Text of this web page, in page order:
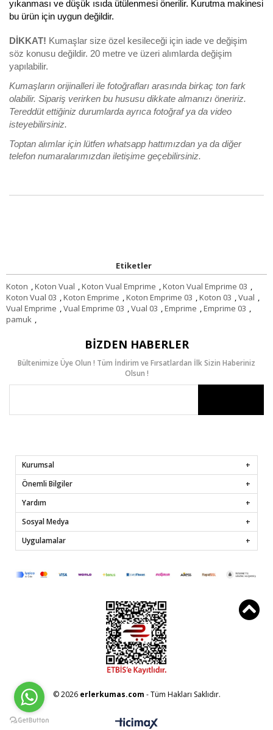
yıkanması ve düşük ısıda ütülenmesi önerilir. Kurutma makinesi
bu ürün için uygun değildir.
DİKKAT! Kumaşlar size özel kesileceği için iade ve değişim
söz konusu değildir. 20 metre ve üzeri alımlarda değişim
yapılabilir.
Kumaşların orijinalleri ile fotoğrafları arasında birkaç ton fark
olabilir. Sipariş verirken bu hususu dikkate almanızı öneririz.
Tereddüt ettiğiniz durumlarda ayrıca fotoğraf ya da video
isteyebilirsiniz.
Toptan alımlar için lütfen whatsapp hattımızdan ya da diğer
telefon numaralarımızdan iletişime geçebilirsiniz.
Etiketler
Koton ,Koton Vual ,Koton Vual Emprime ,Koton Vual Emprime 03 ,
Koton Vual 03 ,Koton Emprime ,Koton Emprime 03 ,Koton 03 ,Vual ,
Vual Emprime ,Vual Emprime 03 ,Vual 03 ,Emprime ,Emprime 03 ,
pamuk ,
BIZDEN HABERLER
Bültenimize Üye Olun ! Tüm İndirim ve Fırsatlardan İlk Sizin Haberiniz
Olsun !
Kurumsal
Önemli Bilgiler
Yardım
Sosyal Medya
Uygulamalar
© 2026 erlerkumas.com - Tüm Hakları Saklıdır.